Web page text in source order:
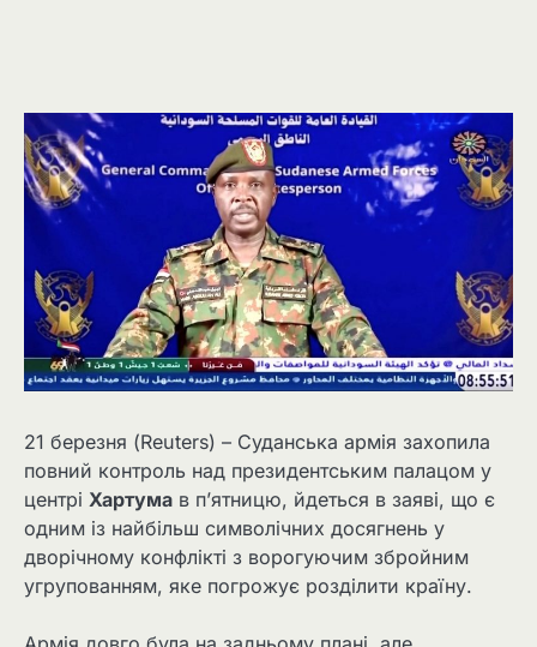
21 березня (Reuters) – Суданська армія захопила
повний контроль над президентським палацом у
центрі Хартума в п’ятницю, йдеться в заяві, що є
одним із найбільш символічних досягнень у
дворічному конфлікті з ворогуючим збройним
угрупованням, яке погрожує розділити країну.